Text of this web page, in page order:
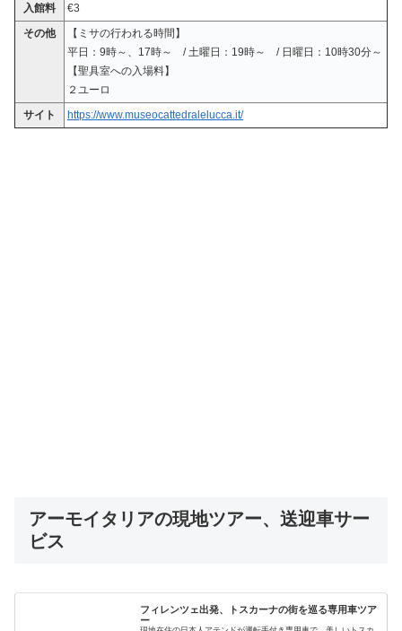
入館料
€3
その他
【ミサの行われる時間】
平日：9時～、17時～ / 土曜日：19時～ / 日曜日：10時30分～
【聖具室への入場料】
２ユーロ
サイト
https://www.museocattedralelucca.it/
アーモイタリアの現地ツアー、送迎車サー
ビス
フィレンツェ出発、トスカーナの街を巡る専用車ツア
ー